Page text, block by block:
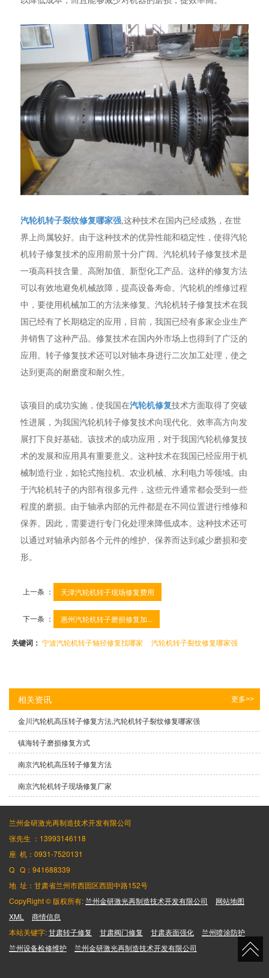
汽轮机转子裂纹修复哪家强,这种技术在国内已经成熟，在世
界上尚属较好。由于这种技术的优异性能和稳定性，使得汽轮
机转子修复技术的应用前景十分广阔。汽轮机转子修复技术是
一项高科技含量、高附加值、新型化工产品。这样的修复方法
可以有效地避免机械故障，提高设备寿命。汽轮机的维修过程
中，要使用机械加工的方法来修复。汽轮机转子修复技术在我
国已经有了长期稳定的应用，目前，我国已经有多家企业生产
并销售了这种产品。修复技术在国内外市场上也得到了广泛的
应用。转子修复技术还可以对轴本身进行二次加工处理，使之
达到更高的耐磨度和耐久性。
该项目的成功实施，使我国在汽轮机修复技术方面取得了突破
性进展，为我国汽轮机转子修复技术向现代化、效率高方向发
展打下良好基础。该技术的成功应用，对于我国汽轮机修复技
术的发展和应用具有重要意义。这种技术在我国已经应用于机
械制造行业，如轮式拖拉机、农业机械、水利电力等领域。由
于汽轮机转子的内部有很多元件，这些元件通常都会受到一些
程度的磨损。由于轴承内部的元件都是在不同位置进行维修和
保养。因此，需要进行专门化处理来降低成本。这种技术还可
以通过对轴承内部各个元件的维护、保养而达到减少磨损和变
形。
上一条 ： 天津汽轮机转子现场修复费用
下一条 ： 惠州汽轮机转子磨损修复加...
关键词：宁波汽轮机转子轴径修复找哪家 汽轮机转子裂纹修复哪家强
相关资讯 更多>>
金川汽轮机高压转子修复方法,汽轮机转子裂纹修复哪家强
镇海转子磨损修复方式
南京汽轮机高压转子修复方法
南京汽轮机转子现场修复厂家
兰州金研激光再制造技术开发有限公司
张先生 ：13993146118
座 机：0931-7520131
Q Q：941688339
地 址：甘肃省兰州市西固区西固中路152号
CopyRight © 版权所有: 兰州金研激光再制造技术开发有限公司
网站地图
XML
商情信息
本站关键字:甘肃转子修复 甘肃阀门修复 甘肃表面强化
兰州喷涂防护
兰州设备检修维护
兰州金研激光再制造技术开发有限公司